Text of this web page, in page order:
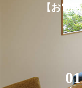
【お電